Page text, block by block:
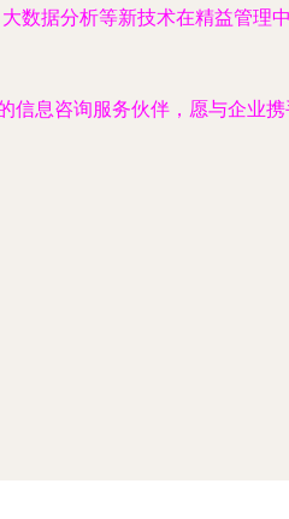
数据分析等新技术在精益管理
信息咨询服务伙伴，愿与企业